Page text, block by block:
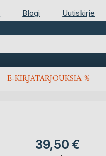
Blogi Uutiskirje
E-KIRJATARJOUKSIA %
39,50 €